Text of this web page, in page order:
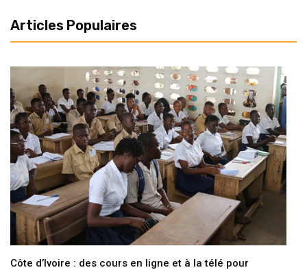
Articles Populaires
Côte d’Ivoire : des cours en ligne et à la télé pour